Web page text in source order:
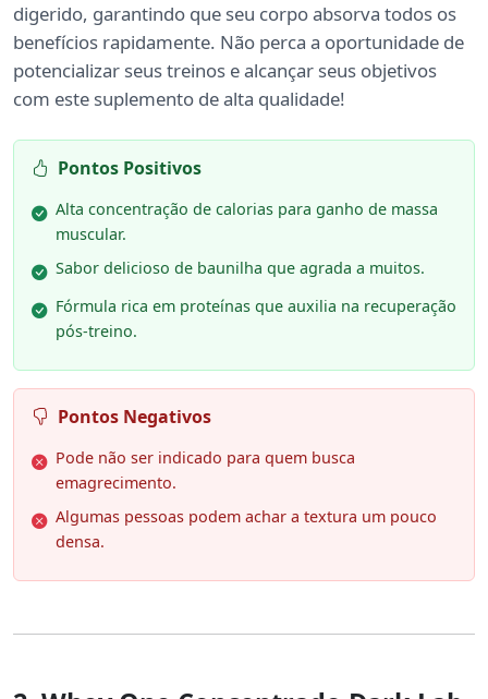
digerido, garantindo que seu corpo absorva todos os
benefícios rapidamente. Não perca a oportunidade de
potencializar seus treinos e alcançar seus objetivos
com este suplemento de alta qualidade!
Pontos Positivos
Alta concentração de calorias para ganho de massa
muscular.
Sabor delicioso de baunilha que agrada a muitos.
Fórmula rica em proteínas que auxilia na recuperação
pós-treino.
Pontos Negativos
Pode não ser indicado para quem busca
emagrecimento.
Algumas pessoas podem achar a textura um pouco
densa.